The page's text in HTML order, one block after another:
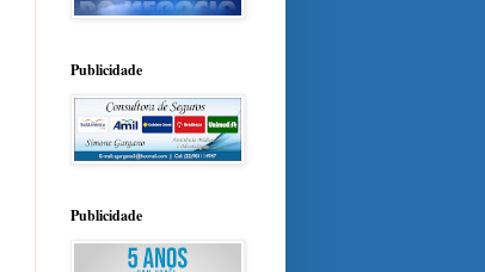
Publicidade
Publicidade